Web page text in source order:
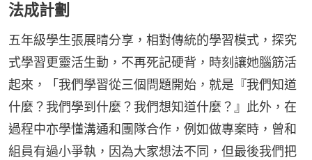
法成計劃
五年級學生張展晴分享，相對傳統的學習模式，探究
式學習更靈活生動，不再死記硬背，時刻讓她腦筋活
起來，「我們學習從三個問題開始，就是『我們知道
什麼？我們學到什麼？我們想知道什麼？』此外，在
過程中亦學懂溝通和團隊合作，例如做專案時，曾和
組員有過小爭執，因為大家想法不同，但最後我們把